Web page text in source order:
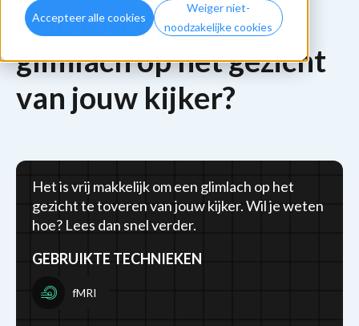
Accepteer alle cookies
Weiger niet-
noodzakelijke cookies
Hoe tover je een
glimlach op het gezicht
van jouw kijker?
Het is vrij makkelijk om een glimlach op het
gezicht te toveren van jouw kijker. Wil je weten
hoe? Lees dan snel verder.
GEBRUIKTE TECHNIEKEN
fMRI